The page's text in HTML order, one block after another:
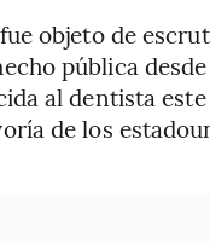
objeto de
pública
al dentista
de los